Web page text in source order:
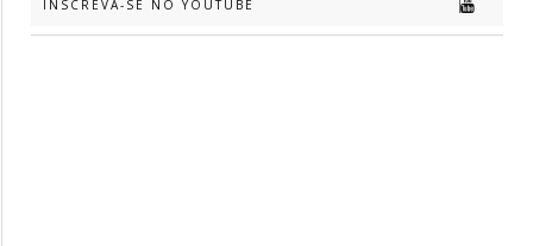
INSCREVA-SE NO YOUTUBE